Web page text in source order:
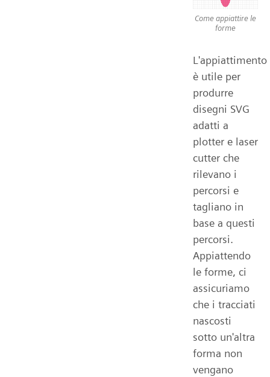
Come appiattire le
forme
L'appiattimento
è utile per
produrre
disegni SVG
adatti a
plotter e laser
cutter che
rilevano i
percorsi e
tagliano in
base a questi
percorsi.
Appiattendo
le forme, ci
assicuriamo
che i tracciati
nascosti
sotto un'altra
forma non
vengano